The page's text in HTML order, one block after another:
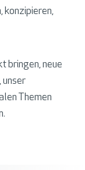
konzipieren,
bringen, neue
unser
Themen